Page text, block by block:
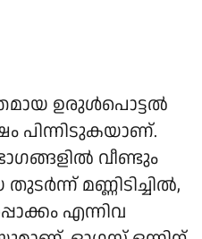
ഉരുൾപൊട്ടൽ
പിന്നിടുകയാണ്.
വീണ്ടും
മണ്ണിടിച്ചിൽ,
എന്നിവ